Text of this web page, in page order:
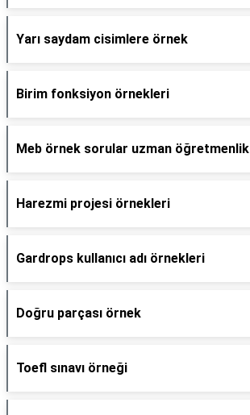
Yarı saydam cisimlere örnek
Birim fonksiyon örnekleri
Meb örnek sorular uzman öğretmenlik
Harezmi projesi örnekleri
Gardrops kullanıcı adı örnekleri
Doğru parçası örnek
Toefl sınavı örneği